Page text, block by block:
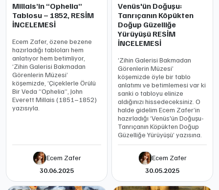
Millais’in “Ophelia”
Tablosu – 1852, RESİM
İNCELEMESİ
Ecem Zafer, özene bezene
hazırladığı tabloları hem
anlatıyor hem betimliyor,
‘Zihin Galerisi Bakmadan
Görenlerin Müzesi’
köşemizde, ‘Çiçeklerle Örülü
Bir Veda “Ophelia”, John
Everett Millais (1851–1852)
yazısıyla.
Ecem Zafer
30.06.2025
Venüs'ün Doğuşu:
Tanrıçanın Köpükten
Doğup Güzelliğe
Yürüyüşü RESİM
İNCELEMESİ
‘Zihin Galerisi Bakmadan
Görenlerin Müzesi’
köşemizde öyle bir tablo
anlatımı ve betimlemesi var ki
sanki o tabloyu elinize
aldığınızı hissedeceksiniz. O
halde gidelim Ecem Zafer’in
hazırladığı ‘Venüs'ün Doğuşu-
Tanrıçanın Köpükten Doğup
Güzelliğe Yürüyüşü’ yazısına.
Ecem Zafer
30.05.2025